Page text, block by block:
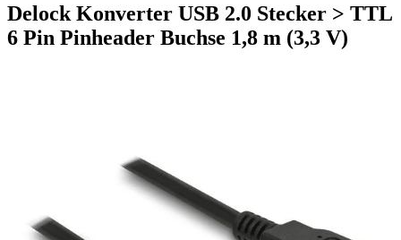
Delock Konverter USB 2.0 Stecker > TTL
6 Pin Pinheader Buchse 1,8 m (3,3 V)